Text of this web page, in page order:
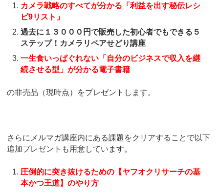
カメラ戦略のすべてが分かる「利益を出す秘伝レシ
ピ9リスト」
過去に１３０００円で販売した初心者でもできる５
ステップ！カメラリペアせどり講座
一生食いっぱぐれない「自分のビジネスで収入を継
続させる型」が分かる電子書籍
の非売品（現時点）をプレゼントします。
さらにメルマガ講座内にある課題をクリアすることで以下
追加プレゼントも用意しています。
圧倒的に突き抜けるための【ヤフオクリサーチの基
本かつ王道】のやり方